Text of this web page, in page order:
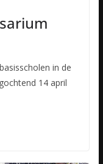
in de
14 april